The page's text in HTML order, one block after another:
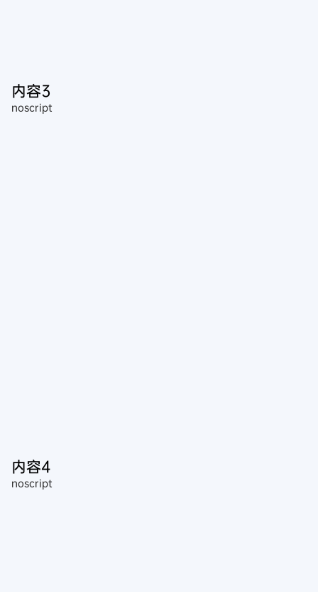
内容3
noscript
内容4
noscript